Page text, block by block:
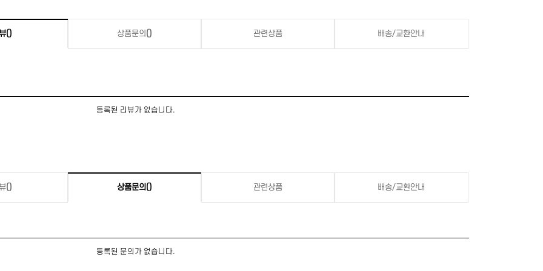
() 상품문의 () 관련상품 배송/교환안내
등록된 리뷰가 없습니다.
() 상품문의 () 관련상품 배송/교환안내
등록된 문의가 없습니다.